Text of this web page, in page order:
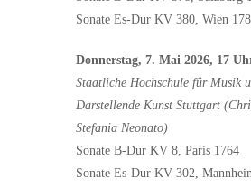
Sonate Es-Dur KV 380, Wien
Donnerstag, 7. Mai 2026, 17
Staatliche Hochschule für Musik
Darstellende Kunst Stuttgart
Stefania Neonato)
Sonate B-Dur KV 8, Paris 1764
Sonate Es-Dur KV 302,